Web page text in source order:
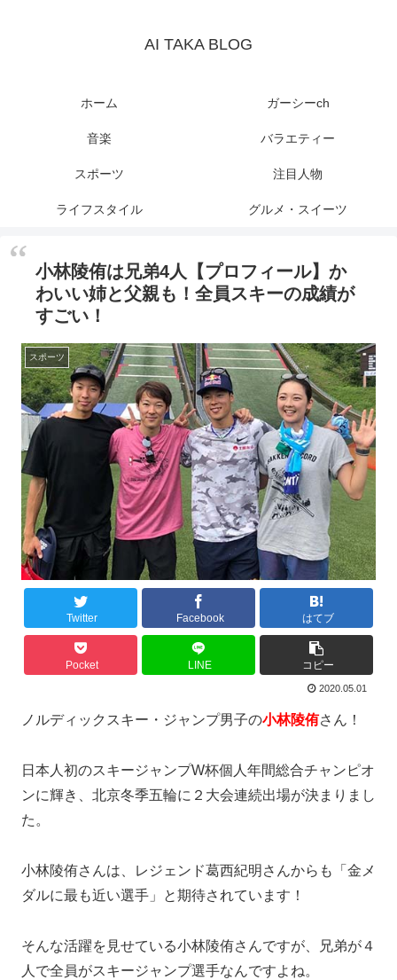
AI TAKA BLOG
ホーム ガーシーch
音楽 バラエティー
スポーツ 注目人物
ライフスタイル グルメ・スイーツ
小林陵侑は兄弟4人【プロフィール】か
わいい姉と父親も！全員スキーの成績が
すごい！
スポーツ
Twitter Facebook はてブ
Pocket LINE コピー
2020.05.01
ノルディックスキー・ジャンプ男子の小林陵侑さん！
日本人初のスキージャンプW杯個人年間総合チャンピオ
ンに輝き、北京冬季五輪に２大会連続出場が決まりまし
た。
小林陵侑さんは、レジェンド葛西紀明さんからも
「金メ
ダルに最も近い選手」
と期待されています！
そんな活躍を見せている小林陵侑さんですが、兄弟が４
人で全員がスキージャンプ選手なんですよね。